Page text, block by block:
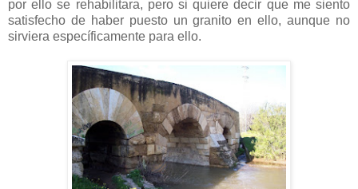
por ello se rehabilitara, pero si quiere decir que me siento
satisfecho de haber puesto un granito en ello, aunque no
sirviera específicamente para ello.